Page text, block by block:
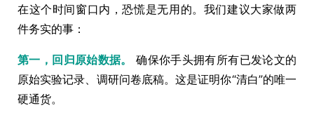
在这个时间窗口内，恐慌是无用的。我们建议大家做两
件务实的事：
第一，回归原始数据。
确保你手头拥有所有已发论文的
原始实验记录、调研问卷底稿。这是证明你“清白”的唯一
硬通货。